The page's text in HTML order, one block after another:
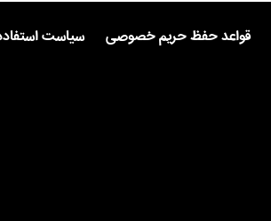
قواعد حفظ حریم خصوصی سیاست